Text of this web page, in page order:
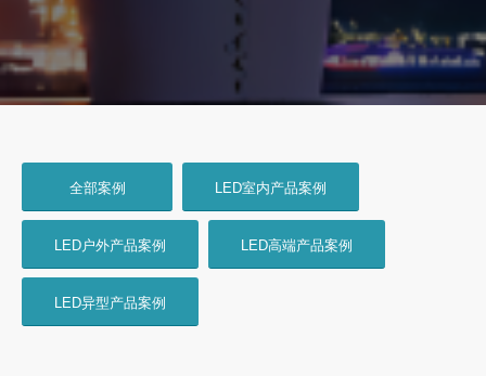
全部案例 LED室内产品案例
LED户外产品案例 LED高端产品案例
LED异型产品案例